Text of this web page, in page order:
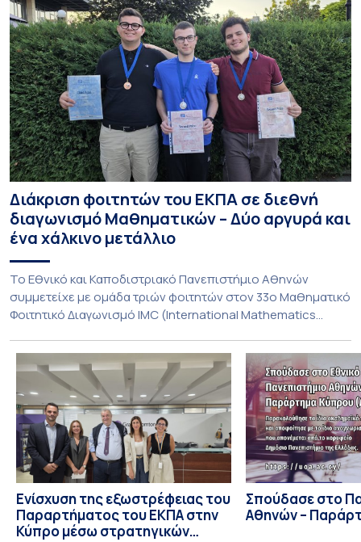
Διάκριση φοιτητών του ΕΚΠΑ σε διεθνή
διαγωνισμό Μαθηματικών – Δύο αργυρά και
ένα χάλκινο μετάλλιο
To Εθνικό και Καποδιστριακό Πανεπιστήμιο Αθηνών
συμμετείχε με ομάδα τριών φοιτητών στον 33ο Μαθηματικό
Φοιτητικό Διαγωνισμό IMC (International Mathematics
Ιουλίου στο Blagoevgrad της Βουλγαρίας. Σε αυτόν
συμμετείχαν 447 φοιτητές εκπροσωπώντας 135
πανεπιστήμια από 46 χώρες. Από την Ελλάδα, συμμετείχαν
επίσης το Εθνικό Μετσόβιο Πολυτεχνείο, το Αριστοτέλειο
Πανεπιστήμιο […]
Ενίσχυση της εξωστρέφειας του
Παραρτήματος του ΕΚΠΑ στην
Κύπρο μέσω στρατηγικών
Σπούδασε στο
Αθηνών –